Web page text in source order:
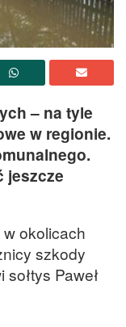
– na tyle
w regionie.
jeszcze
okolicach
szkody
Paweł